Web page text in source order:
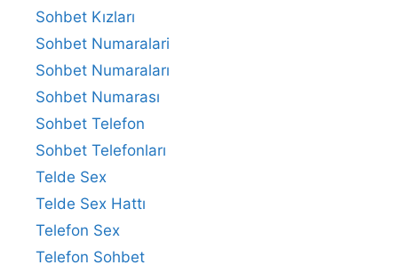
Sohbet Kızları
Sohbet Numaralari
Sohbet Numaraları
Sohbet Numarası
Sohbet Telefon
Sohbet Telefonları
Telde Sex
Telde Sex Hattı
Telefon Sex
Telefon Sohbet